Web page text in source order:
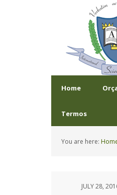
Home
Termos
You are here:
JULY 28,